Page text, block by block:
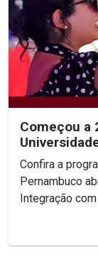
Começou a
Confira a programação A
Pernambuco
Integração com